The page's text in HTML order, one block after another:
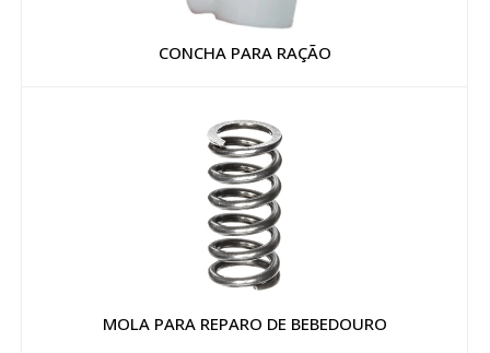
CONCHA PARA RAÇÃO
MOLA PARA REPARO DE BEBEDOURO